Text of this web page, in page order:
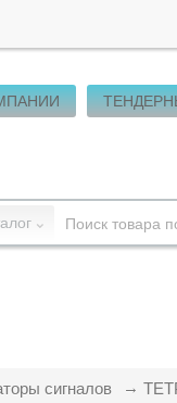
сигналов